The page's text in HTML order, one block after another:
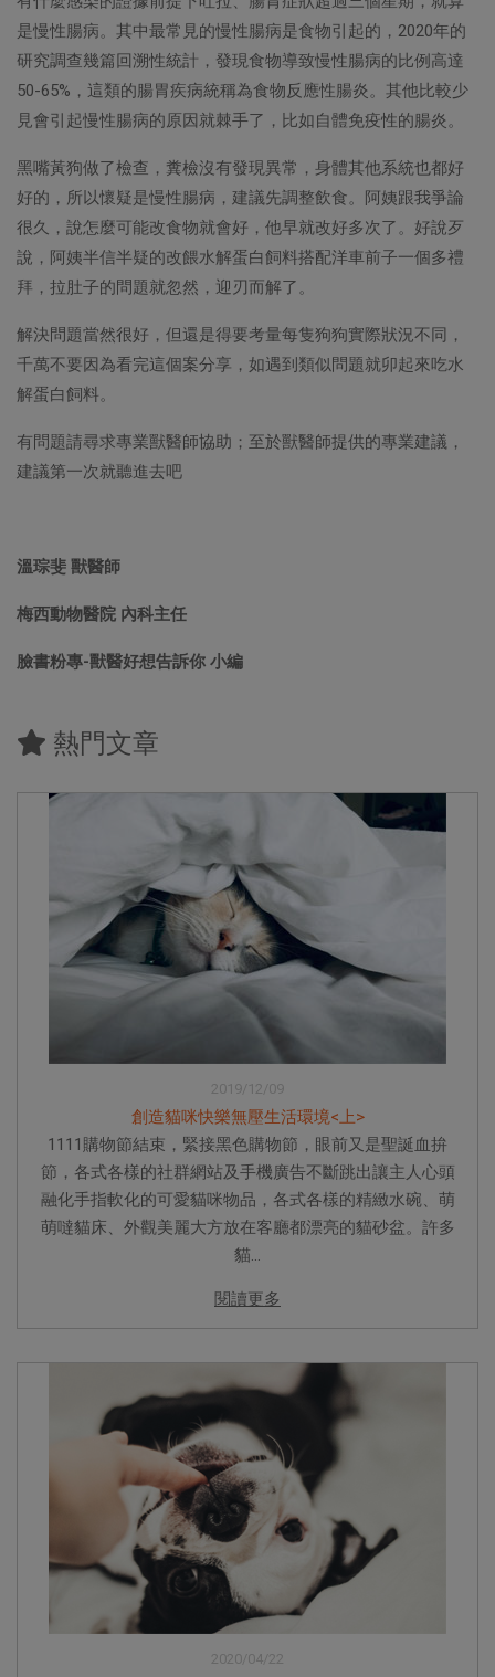
是慢性腸病。其中最常見的慢性腸病是食物引起的，2020年的
研究調查幾篇回溯性統計，發現食物導致慢性腸病的比例高達
50-65%，這類的腸胃疾病統稱為食物反應性腸炎。其他比較少
見會引起慢性腸病的原因就棘手了，比如自體免疫性的腸炎。
黑嘴黃狗做了檢查，糞檢沒有發現異常，身體其他系統也都好
好的，所以懷疑是慢性腸病，建議先調整飲食。阿姨跟我爭論
很久，說怎麼可能改食物就會好，他早就改好多次了。好說歹
說，阿姨半信半疑的改餵水解蛋白飼料搭配洋車前子一個多禮
拜，拉肚子的問題就忽然，迎刃而解了。
解決問題當然很好，但還是得要考量每隻狗狗實際狀況不同，
千萬不要因為看完這個案分享，如遇到類似問題就卯起來吃水
解蛋白飼料。
有問題請尋求專業獸醫師協助；至於獸醫師提供的專業建議，
建議第一次就聽進去吧
溫琮斐 獸醫師
梅西動物醫院 內科主任
臉書粉專-獸醫好想告訴你 小編
熱門文章
2019/12/09
創造貓咪快樂無壓生活環境<上>
1111購物節結束，緊接黑色購物節，眼前又是聖誕血拚
節，各式各樣的社群網站及手機廣告不斷跳出讓主人心頭
融化手指軟化的可愛貓咪物品，各式各樣的精緻水碗、萌
萌噠貓床、外觀美麗大方放在客廳都漂亮的貓砂盆。許多
貓...
閱讀更多
2020/04/22